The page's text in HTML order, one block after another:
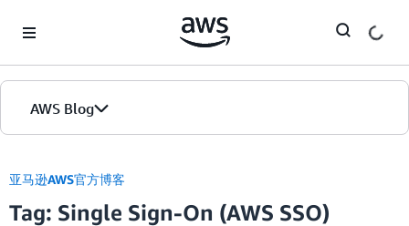
AWS Blog
首页
版本
亚马逊AWS官方博客
Tag: Single Sign-On (AWS SSO)